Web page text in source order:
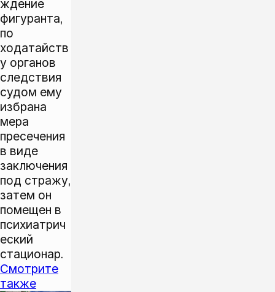
ждение
фигуранта,
по
ходатайств
у органов
следствия
судом ему
избрана
мера
пресечения
в виде
заключения
под стражу,
затем он
помещен в
психиатрич
еский
стационар.
Смотрите
также